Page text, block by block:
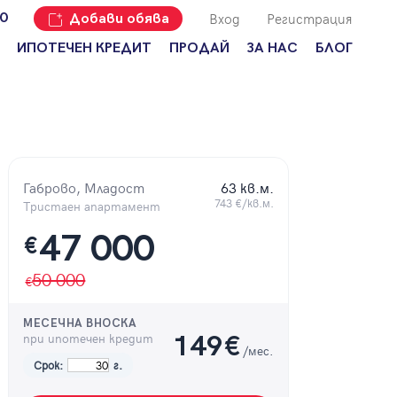
Добави обява Вход Регистрация
ИПОТЕЧЕН КРЕДИТ ПРОДАЙ ЗА НАС
Мениджмънт
БЛОГ
Габрово, Младост
Тристаен апартамент
63 кв.м.
743 €/кв.м.
€47 000
50 000
МЕСЕЧНА ВНОСКА
при ипотечен кредит
Срок: г.
149€ /мес.